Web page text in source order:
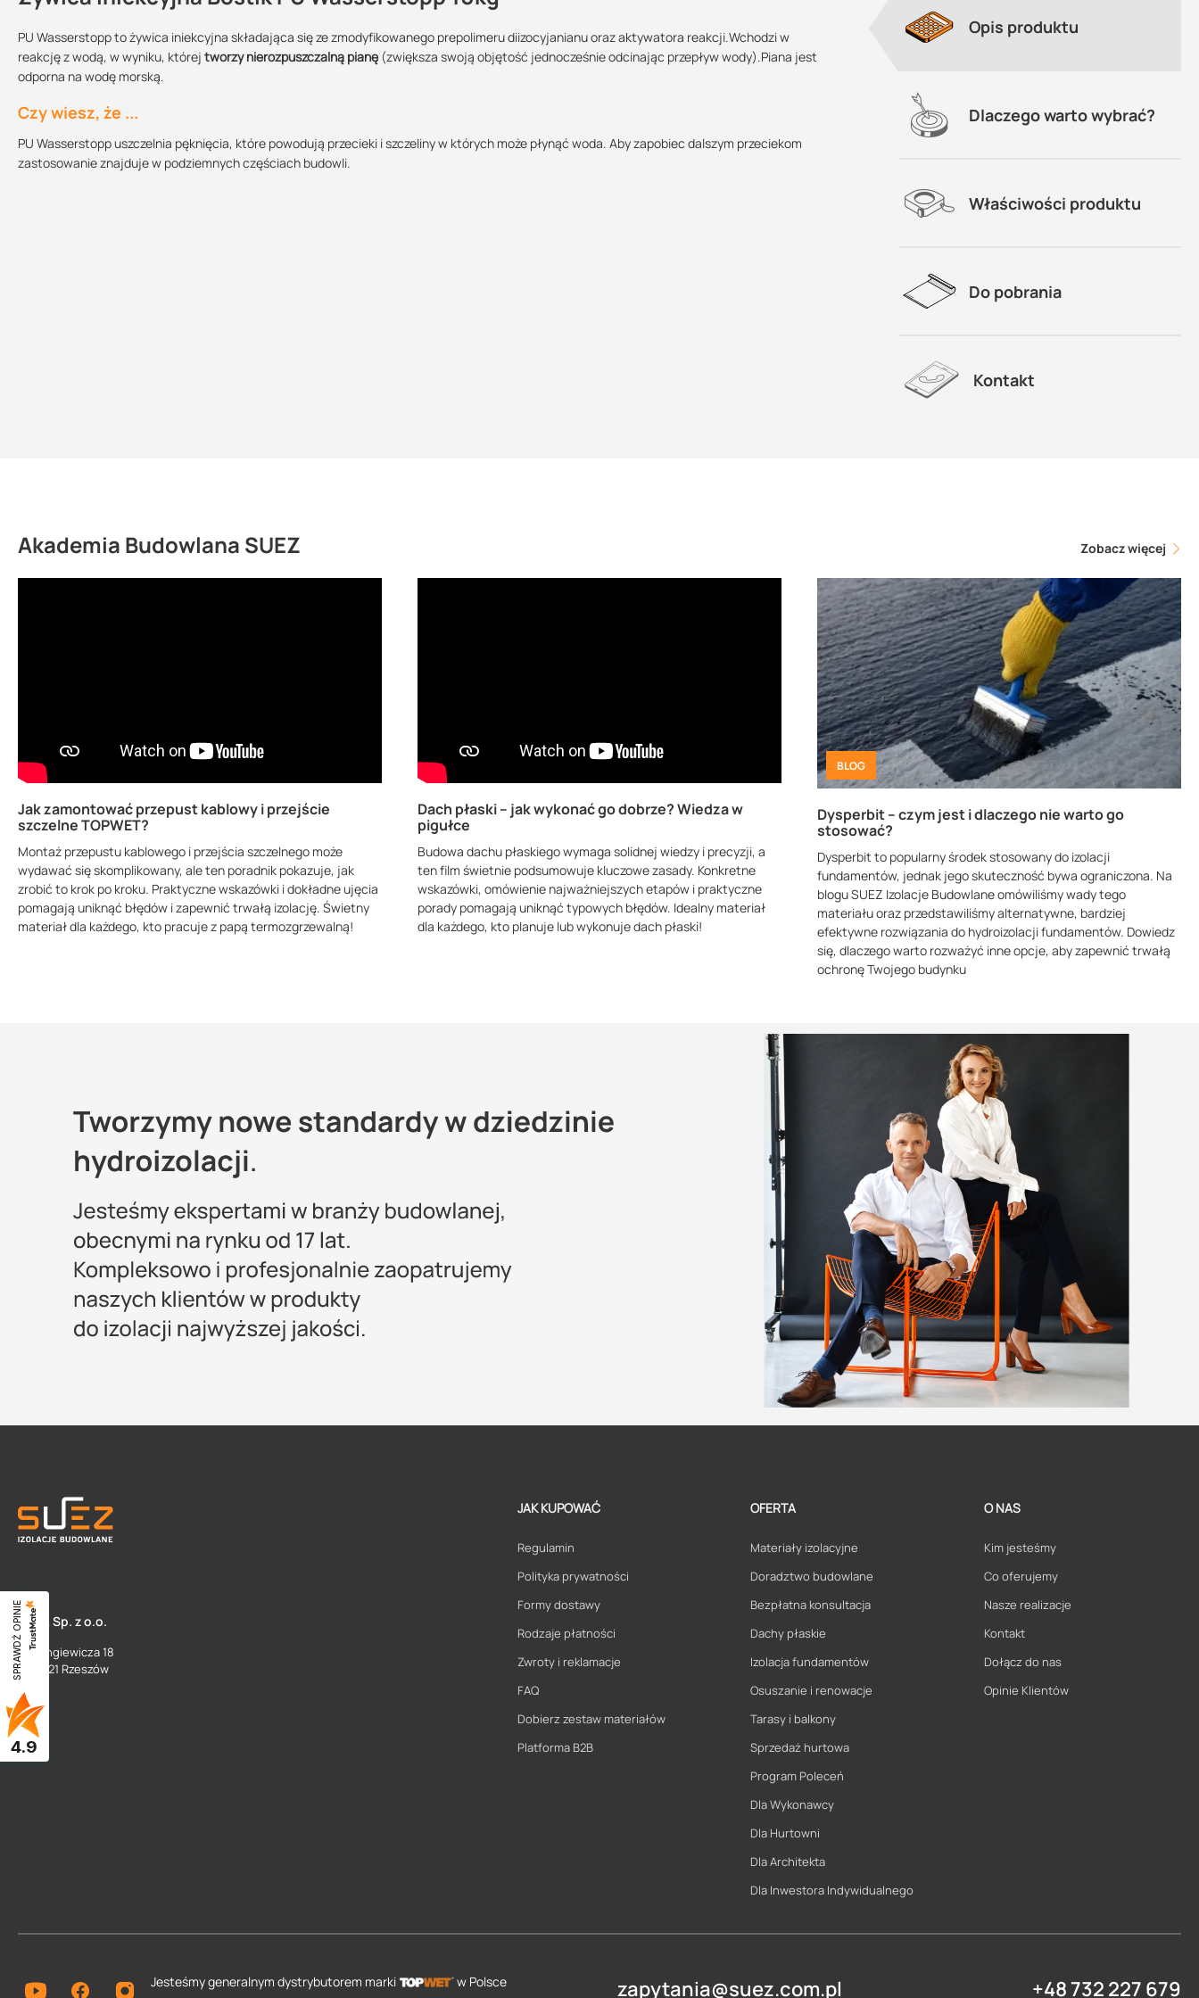
PU Wasserstopp to żywica iniekcyjna składająca się ze zmodyfikowanego prepolimeru diizocyjanianu oraz aktywatora reakcji.Wchodzi w
reakcję z wodą, w wyniku, której tworzy nierozpuszczalną pianę (zwiększa swoją objętość jednocześnie odcinając przepływ wody).Piana jest
odporna na wodę morską.
Czy wiesz, że ...
PU Wasserstopp uszczelnia pęknięcia, które powodują przecieki i szczeliny w których może płynąć woda. Aby zapobiec dalszym przeciekom
zastosowanie znajduje w podziemnych częściach budowli.
natychmiastowe uszczelnienie pęknięć i dziur
szybka aktywacja piany
charakteryzuje się średnią lepkością
nie zawiera rozpuszczalników
stosuje się w górnictwie podziemnym, sztolniach, wodonośnych
służy do odcięcia przepływu wody przed kolejnymi etapami prac hydroizolacyjnych
możliwość dopasowania do siły przecieku poprzez regulację
Przechowywanie:
chronić przed
mrozem
Sprzedajemy na:
Dodatkowe dane
Maszy pytania lub wątpliwości?
Marcin Inglot
Opis produktu
Dlaczego warto wybrać?
Właściwości produktu
Do pobrania
Kontakt
Akademia Budowlana SUEZ Zobacz więcej
Jak zamontować przepust kablowy i przejście
szczelne TOPWET?
Montaż przepustu kablowego i przejścia szczelnego może
wydawać się skomplikowany, ale ten poradnik pokazuje, jak
zrobić to krok po kroku. Praktyczne wskazówki i dokładne ujęcia
pomagają uniknąć błędów i zapewnić trwałą izolację. Świetny
materiał dla każdego, kto pracuje z papą termozgrzewalną!
Dach płaski – jak wykonać go dobrze? Wiedza w
pigułce
Budowa dachu płaskiego wymaga solidnej wiedzy i precyzji, a
ten film świetnie podsumowuje kluczowe zasady. Konkretne
wskazówki, omówienie najważniejszych etapów i praktyczne
porady pomagają uniknąć typowych błędów. Idealny materiał
dla każdego, kto planuje lub wykonuje dach płaski!
BLOG
Dysperbit – czym jest i dlaczego nie warto go
stosować?
Dysperbit to popularny środek stosowany do izolacji
fundamentów, jednak jego skuteczność bywa ograniczona. Na
blogu SUEZ Izolacje Budowlane omówiliśmy wady tego
materiału oraz przedstawiliśmy alternatywne, bardziej
efektywne rozwiązania do hydroizolacji fundamentów. Dowiedz
się, dlaczego warto rozważyć inne opcje, aby zapewnić trwałą
ochronę Twojego budynku
SUEZ Sp. z o.o.
ul. Langiewicza 18
35 - 021 Rzeszów
JAK KUPOWAĆ
Regulamin
Polityka prywatności
Formy dostawy
Rodzaje płatności
Zwroty i reklamacje
FAQ
Dobierz zestaw materiałów
Platforma B2B
OFERTA
Materiały izolacyjne
Doradztwo budowlane
Bezpłatna konsultacja
Dachy płaskie
Izolacja fundamentów
Osuszanie i renowacje
Tarasy i balkony
Sprzedaż hurtowa
Program Poleceń
Dla Wykonawcy
Dla Hurtowni
Dla Architekta
Dla Inwestora Indywidualnego
O NAS
Kim jesteśmy
Co oferujemy
Nasze realizacje
Kontakt
Dołącz do nas
Opinie Klientów
Jesteśmy generalnym dystrybutorem marki w Polsce zapytania@suez.com.pl +48 732 227 679
SPRAWDŹ OPINIE
4.9